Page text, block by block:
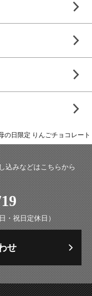
の日限定 りんごチョコレート
込みなどはこちらから
・祝日定休日）
せ